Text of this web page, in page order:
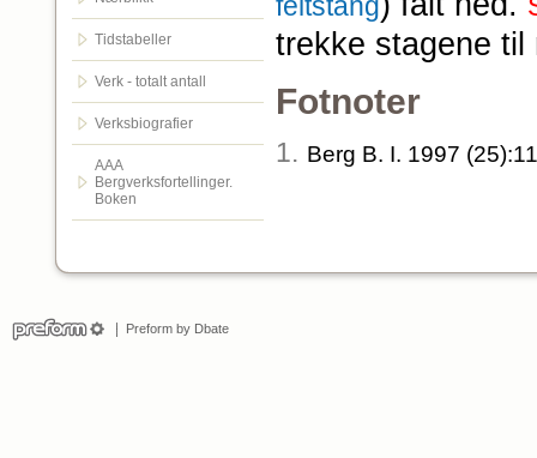
Tidstabeller
Verk - totalt antall
Verksbiografier
AAA
Bergverksfortellinger.
Boken
trekke stagene til
Fotnoter
1. Berg B. I. 1997
Preform by Dbate